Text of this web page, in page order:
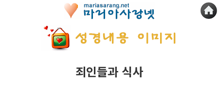
죄인들과 식사